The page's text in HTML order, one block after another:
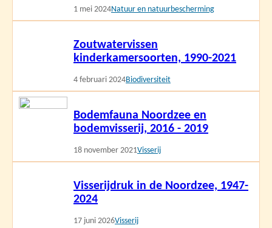
1 mei 2024Natuur en natuurbescherming
Zoutwatervissen
kinderkamersoorten, 1990-2021
4 februari 2024Biodiversiteit
Bodemfauna Noordzee en
bodemvisserij, 2016 - 2019
18 november 2021Visserij
Lees
Visserijdruk in de Noordzee, 1947-
2024
17 juni 2026Visserij